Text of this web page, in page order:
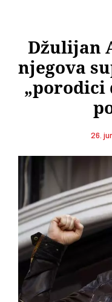
Džulijan
njegova
„porodici
26.